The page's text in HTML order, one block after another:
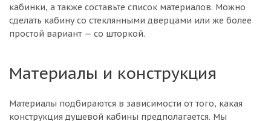
кабинки, а также составьте список материалов. Можно
сделать кабину со стеклянными дверцами или же более
простой вариант — со шторкой.
Материалы и конструкция
Материалы подбираются в зависимости от того, какая
конструкция душевой кабины предполагается. Мы